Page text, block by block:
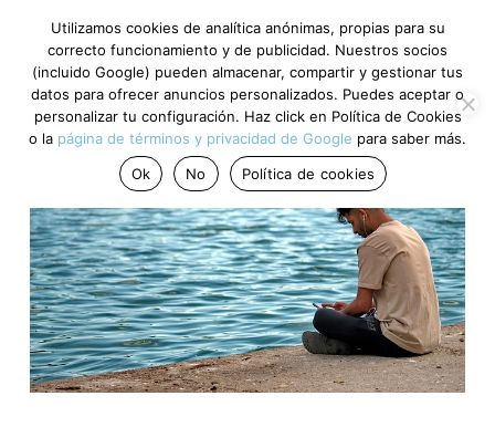
Utilizamos cookies de analítica anónimas, propias para su
correcto funcionamiento y de publicidad. Nuestros socios
(incluido Google) pueden almacenar, compartir y gestionar tus
datos para ofrecer anuncios personalizados. Puedes aceptar o
personalizar tu configuración. Haz click en Política de Cookies
o la página de términos y privacidad de Google para saber más.
Ok
No Política de cookies